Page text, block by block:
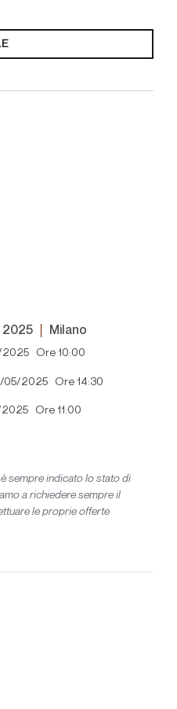
2025 Milano
Ore 10:00
2025 Ore 14:30
Ore 11:00
sempre indicato lo stato di
a richiedere sempre il
le proprie offerte